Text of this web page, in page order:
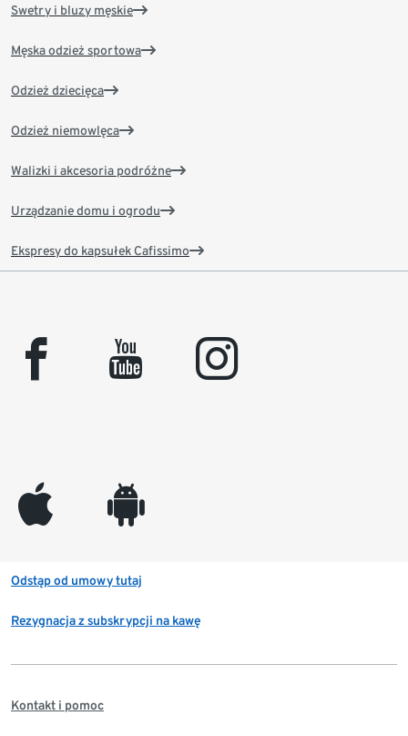
Swetry i bluzy męskie
Męska odzież sportowa
Odzież dziecięca
Odzież niemowlęca
Walizki i akcesoria podróżne
Urządzanie domu i ogrodu
Ekspresy do kapsułek Cafissimo
facebook youtube instagram
appleinc android
Odstąp od umowy tutaj
Rezygnacja z subskrypcji na kawę
Kontakt i pomoc